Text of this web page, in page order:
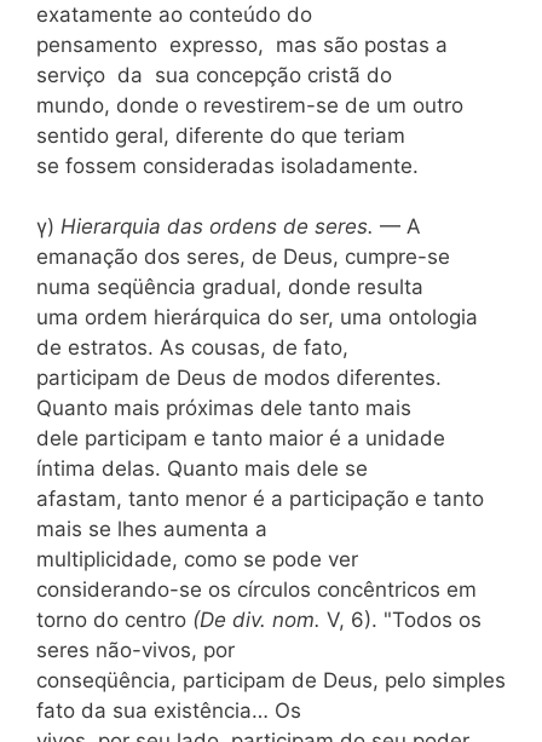
exatamente ao conteúdo do
pensamento expresso, mas são postas a
serviço da sua concepção cristã do
mundo, donde o revestirem-se de um outro
sentido geral, diferente do que teriam
se fossem consideradas isoladamente.
γ) Hierarquia das ordens de seres. — A
emanação dos seres, de Deus, cumpre-se
numa seqüência gradual, donde resulta
uma ordem hierárquica do ser, uma ontologia
de estratos. As cousas, de fato,
participam de Deus de modos diferentes.
Quanto mais próximas dele tanto mais
dele participam e tanto maior é a unidade
íntima delas. Quanto mais dele se
afastam, tanto menor é a participação e tanto
mais se lhes aumenta a
multiplicidade, como se pode ver
considerando-se os círculos concêntricos em
torno do centro (De div. nom. V, 6). "Todos os
seres não-vivos, por
conseqüência, participam de Deus, pelo simples
fato da sua existência… Os